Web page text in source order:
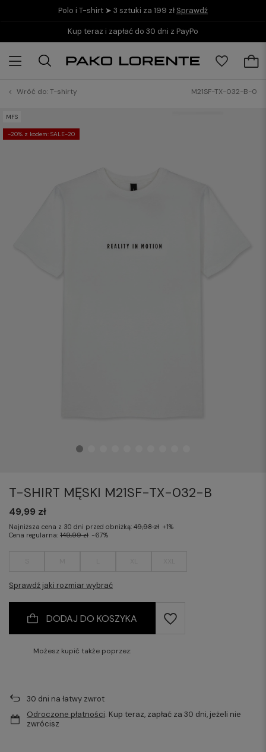
Polo i T-shirt ➤ 3 sztuki za 199 zł Sprawdź
Kup teraz i zapłać do 30 dni z PayPo
Wróć do:T-shirty M21SF-TX-032-B-0
MFS
-20% z kodem: SALE-20
T-SHIRT MĘSKI M21SF-TX-032-B
Sprawdź jaki rozmiar wybrać
49,99 zł
Najniższa cena z 30 dni przed obniżką: 49,98 zł +1%
Cena regularna: 149,99 zł -67%
DODAJ DO KOSZYKA
Możesz kupić także poprzez:
30 dni na łatwy zwrot
Odroczone płatności. Kup teraz, zapłać za 30 dni, jeżeli nie
zwrócisz